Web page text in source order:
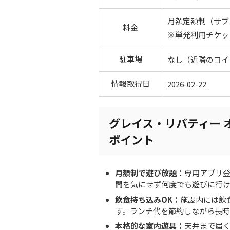
料金
月額定額制（サ
※単発利用チケ
駐車場 なし（近隣のコ
情報取得日 2026-02-22
グレイス・リバティー
ポイント
月額制で遊び放題： 専用アプリ
間を気にせず何度でも遊びに行
飲食持ち込みOK： 施設内には飲
す。ランチ代を節約しながら長
本格的な室内遊具： 天井まで届